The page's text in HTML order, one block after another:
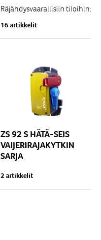
Räjähdysvaarallisiin tiloihin:
22
Käyttölämpötila min -40 °C
16 artikkelit
ZS 92 S HÄTÄ-SEIS
VAIJERIRAJAKYTKIN
SARJA
+85°C
Runko korrosioota
2 artikkelit